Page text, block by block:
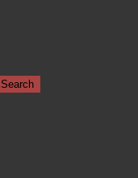
Search